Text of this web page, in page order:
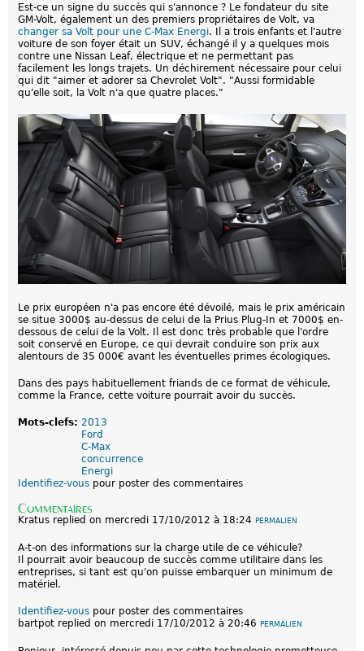
Est-ce un signe du succès qui s'annonce ? Le fondateur du site
GM-Volt, également un des premiers propriétaires de Volt, va
changer sa Volt pour une C-Max Energi. Il a trois enfants et l'autre
voiture de son foyer était un SUV, échangé il y a quelques mois
contre une Nissan Leaf, électrique et ne permettant pas
facilement les longs trajets. Un déchirement nécessaire pour celui
qui dit "aimer et adorer sa Chevrolet Volt". "Aussi formidable
qu'elle soit, la Volt n'a que quatre places."
Le prix européen n'a pas encore été dévoilé, mais le prix américain
se situe 3000$ au-dessus de celui de la Prius Plug-In et 7000$ en-
dessous de celui de la Volt. Il est donc très probable que l'ordre
soit conservé en Europe, ce qui devrait conduire son prix aux
alentours de 35 000€ avant les éventuelles primes écologiques.
Dans des pays habituellement friands de ce format de véhicule,
comme la France, cette voiture pourrait avoir du succès.
Mots-clefs: 2013
Ford
C-Max
concurrence
Energi
Identifiez-vous pour poster des commentaires
Commentaires
Kratus replied on mercredi 17/10/2012 à 18:24 PERMALIEN
A-t-on des informations sur la charge utile de ce véhicule?
Il pourrait avoir beaucoup de succès comme utilitaire dans les
entreprises, si tant est qu'on puisse embarquer un minimum de
matériel.
Identifiez-vous pour poster des commentaires
bartpot replied on mercredi 17/10/2012 à 20:46 PERMALIEN